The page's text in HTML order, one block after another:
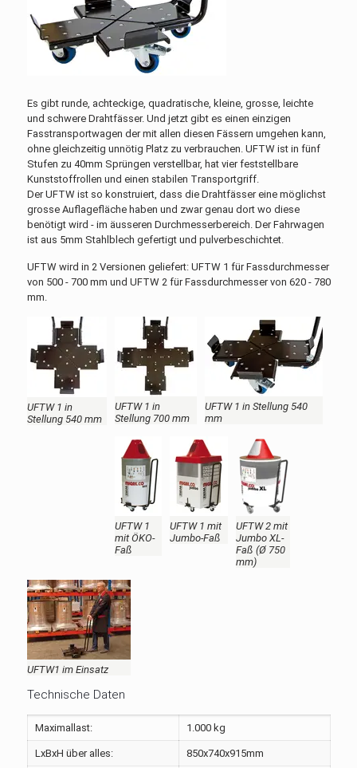
Es gibt runde, achteckige, quadratische, kleine, grosse, leichte
und schwere Drahtfässer. Und jetzt gibt es einen einzigen
Fasstransportwagen der mit allen diesen Fässern umgehen kann,
ohne gleichzeitig unnötig Platz zu verbrauchen. UFTW ist in fünf
Stufen zu 40mm Sprüngen verstellbar, hat vier feststellbare
Kunststoffrollen und einen stabilen Transportgriff.
Der UFTW ist so konstruiert, dass die Drahtfässer eine möglichst
grosse Auflagefläche haben und zwar genau dort wo diese
benötigt wird - im äusseren Durchmesserbereich. Der Fahrwagen
ist aus 5mm Stahlblech gefertigt und pulverbeschichtet.
UFTW wird in 2 Versionen geliefert: UFTW 1 für Fassdurchmesser
von 500 - 700 mm und UFTW 2 für Fassdurchmesser von 620 - 780
mm.
UFTW 1 in
Stellung 540 mm
UFTW 1 in
Stellung 700 mm
UFTW 1 in Stellung 540
mm
UFTW 1
mit ÖKO-
Faß
UFTW 1 mit
Jumbo-Faß
UFTW 2 mit
Jumbo XL-
Faß (Ø 750
mm)
UFTW1 im Einsatz
Technische Daten
Maximallast: 1.000 kg
LxBxH über alles: 850x740x915mm